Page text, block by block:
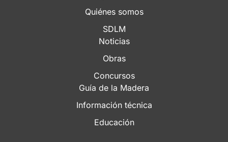
Quiénes somos
SDLM
Noticias
Obras
Concursos
Guía de la Madera
Información técnica
Educación